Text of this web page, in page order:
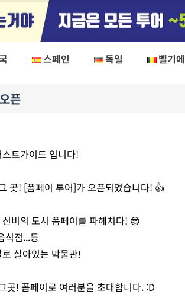
스페인 독일 벨기에
픈
트가이드 입니다!
곳! [폼페이 투어]가 오픈되었습니다! 👍
비의 도시 폼페이를 파헤치다! 😎
식점...등
살아있는 박물관!
곳! 폼페이로 여러분을 초대합니다. :D